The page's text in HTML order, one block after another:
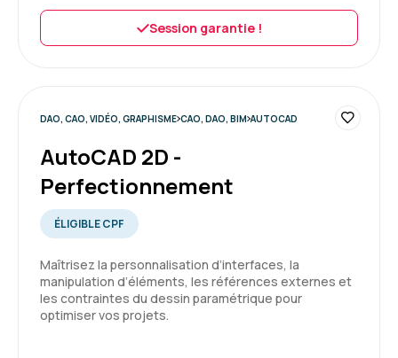
Session garantie !
DAO, CAO, VIDÉO, GRAPHISME CAO, DAO, BIM AUTOCAD
AutoCAD 2D -
Perfectionnement
ÉLIGIBLE CPF
Maîtrisez la personnalisation d’interfaces, la
manipulation d’éléments, les références externes et
les contraintes du dessin paramétrique pour
optimiser vos projets.